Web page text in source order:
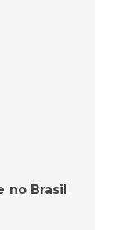
no Brasil